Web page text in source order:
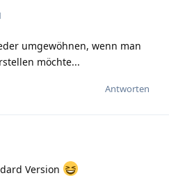
umgewöhnen, wenn man
möchte...
Antworten
Version